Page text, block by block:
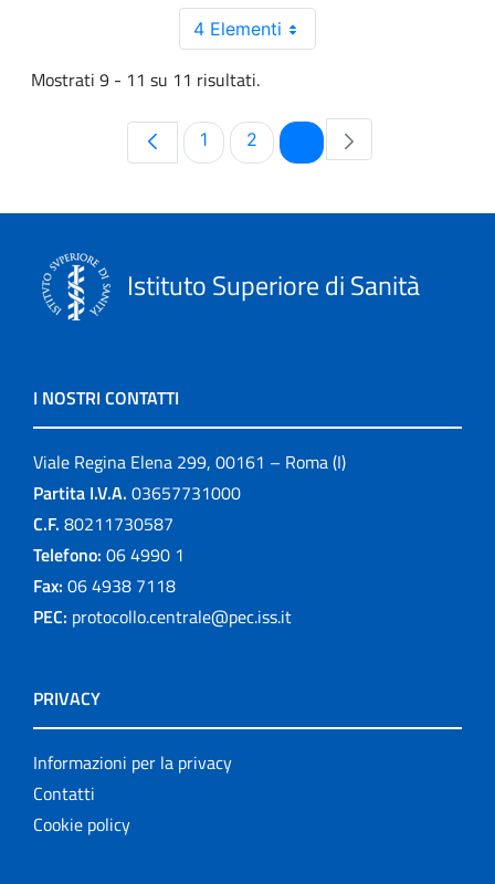
4 Elementi
Mostrati 9 - 11 su 11 risultati.
Pagina
1 Pagina
2 Pagina
Istituto Superiore di Sanità
I NOSTRI CONTATTI
Viale Regina Elena 299, 00161 – Roma (I)
Partita I.V.A. 03657731000
C.F. 80211730587
Telefono: 06 4990 1
Fax: 06 4938 7118
PEC: protocollo.centrale@pec.iss.it
PRIVACY
Informazioni per la privacy
Contatti
Cookie policy